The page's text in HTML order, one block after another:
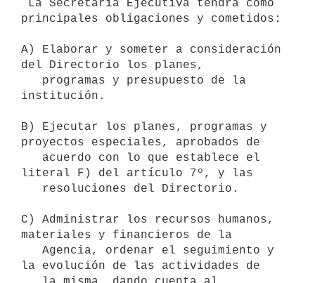
principales obligaciones y cometidos:
A) Elaborar y someter a consideración
del Directorio los planes,
institución.
B) Ejecutar los planes, programas y
proyectos especiales, aprobados de
literal F) del artículo 7º, y las
C) Administrar los recursos humanos,
materiales y financieros de la
la evolución de las actividades de